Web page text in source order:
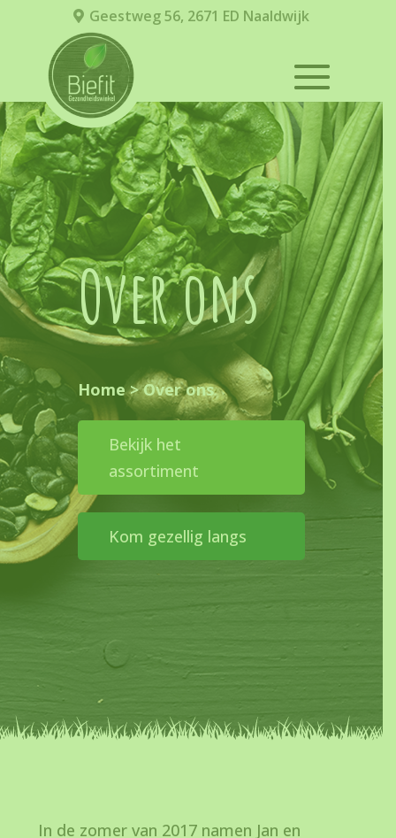
Geestweg 56, 2671 ED Naaldwijk
Over ons
Home>Over ons
Bekijk het
assortiment
Kom gezellig langs
In de zomer van 2017 namen Jan en